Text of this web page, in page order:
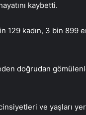
kaybetti.
129 kadın, 3 bin 899
doğrudan
ve yaşları yer